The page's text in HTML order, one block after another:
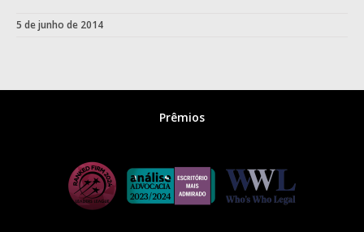
5 de junho de 2014
Prêmios